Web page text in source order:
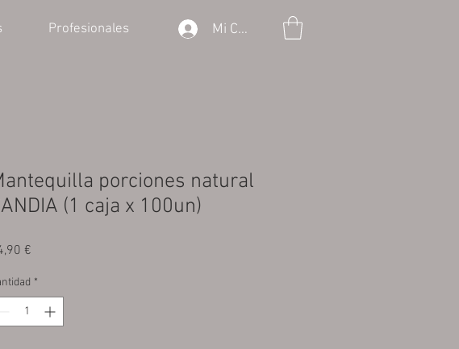
Profesionales Mi Cuenta
porciones natural
(1 caja x 100un)
€
*